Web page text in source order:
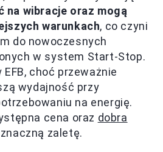
na wibracje oraz mogą
warunkach, co czyni
do nowoczesnych
w system Start-Stop.
choć przeważnie
wydajność przy
na energię.
cena oraz dobra
zaletę.